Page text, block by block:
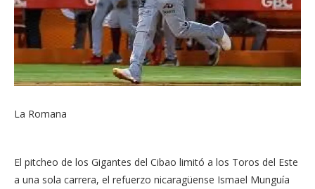
La Romana
El pitcheo de los Gigantes del Cibao limitó a los Toros del Este
a una sola carrera, el refuerzo nicaragüense Ismael Munguía